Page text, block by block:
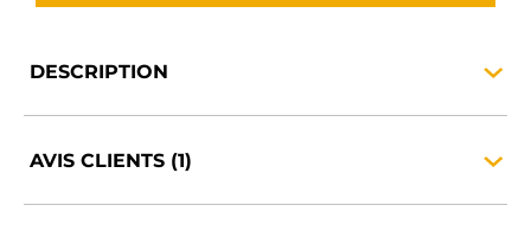
DESCRIPTION
AVIS CLIENTS (1)